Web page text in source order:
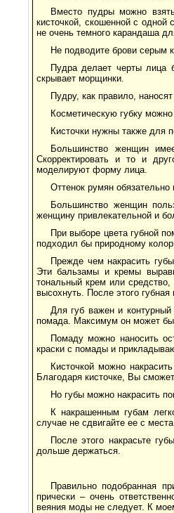
Вместо пудры можно
кисточкой, скошенной с
не очень темного карандаша
Не подводите брови серым
Пудра делает черты лица
скрывает морщинки.
Пудру, как правило,
Косметическую губку
Кисточки нужны также для
Большинство женщин
Скорректировать и то и
моделируют форму лица.
Оттенок румян
Большинство женщин
женщину привлекательной и
При выборе цвета губной
подходил бы природному
Прежде чем накрасить
Эти бальзамы и кремы
тональный крем или
высохнуть. После этого
Для губ важен и
помада. Максимум он может
Помаду можно наносить
краски с помады и
Кисточкой можно
Благодаря кисточке, Вы
Но губы можно накрасить
К накрашенным губам
случае не сдвигайте ее с
После этого накрасьте
дольше держаться.
Правильно подобранная
прически – очень
веяния моды не следует. К